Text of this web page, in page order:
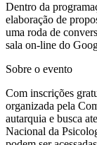
Dentro da
elaboração de
uma roda de
sala on-line do
Sobre o evento
Com inscrições
organizada pela
autarquia e busca
Nacional da